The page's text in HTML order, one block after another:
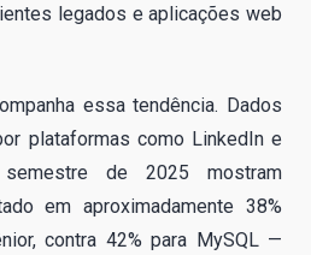
legados e aplicações web
essa tendência. Dados
plataformas como LinkedIn e
de 2025 mostram
em aproximadamente 38%
contra 42% para MySQL —